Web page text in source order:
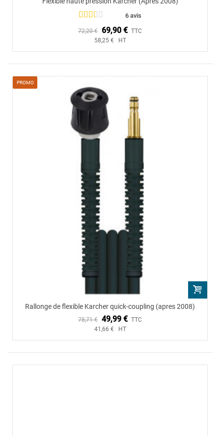
6 avis
72,20 € 69,90 € TTC
58,25 € HT
PROMO
Rallonge de flexible Karcher quick-coupling (apres 2008)
78,71 € 49,99 € TTC
41,66 € HT